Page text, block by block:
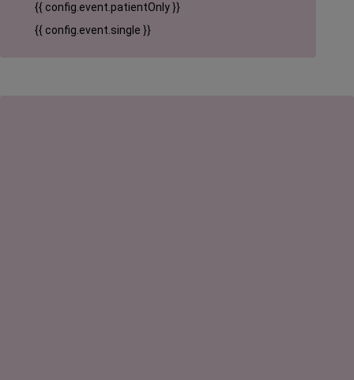
{{ config.event.patientOnly }}
{{ config.event.single }}